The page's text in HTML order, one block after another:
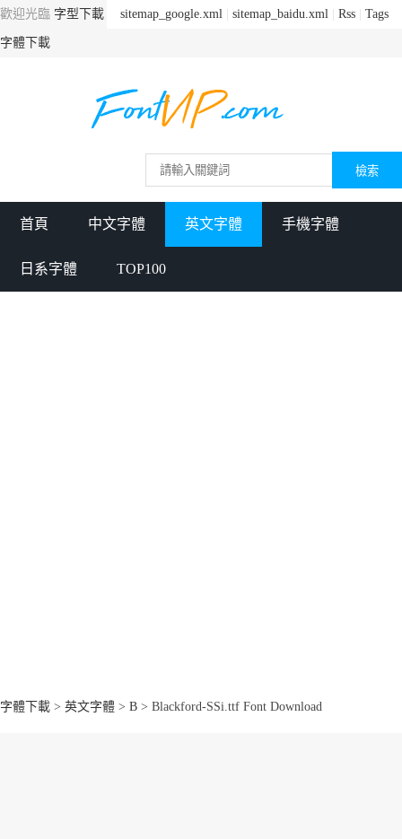
sitemap_google.xml sitemap_baidu.xml Rss Tags
歡迎光臨 字型下載
字體下載
首頁 中文字體 英文字體 手機字體
日系字體 TOP100
字體下載 > 英文字體 > B > Blackford-SSi.ttf Font Download